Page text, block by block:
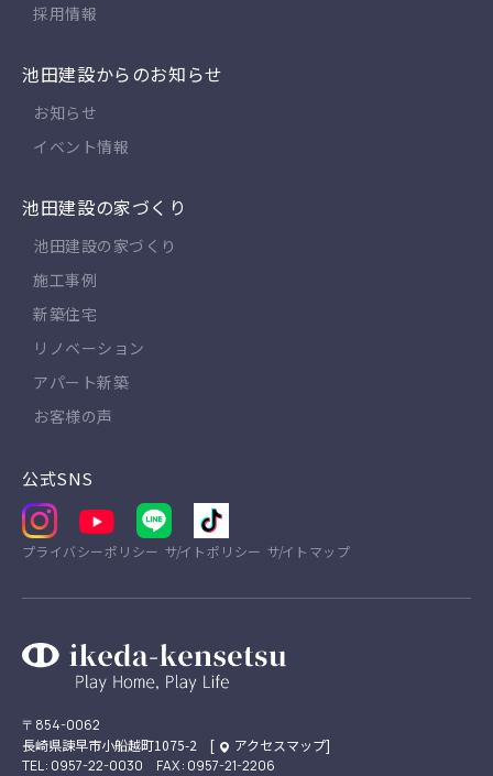
採用情報
池田建設からのお知らせ
お知らせ
イベント情報
池田建設の家づくり
池田建設の家づくり
施工事例
新築住宅
リノベーション
アパート新築
お客様の声
公式SNS
プライバシーポリシー サイトポリシー サイトマップ
〒854-0062
長崎県諫早市小船越町1075-2 [
アクセスマップ]
TEL : 0957-22-0030 FAX : 0957-21-2206